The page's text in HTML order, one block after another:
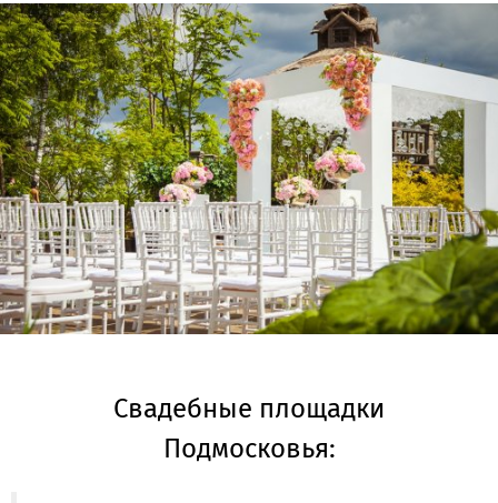
Свадебные площадки
Подмосковья: